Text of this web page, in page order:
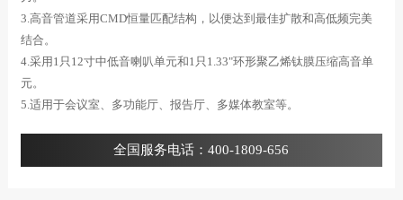
3.高音管道采用CMD恒量匹配结构，以便达到最佳扩散和高低频完美
结合。
4.采用1只12寸中低音喇叭单元和1只1.33"环形聚乙烯钛膜压缩高音单
元。
5.适用于会议室、多功能厅、报告厅、多媒体教室等。
全国服务电话：400-1809-656